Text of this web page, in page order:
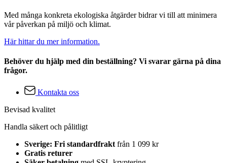
Med många konkreta ekologiska åtgärder bidrar vi till att minimera
vår påverkan på miljö och klimat.
Här hittar du mer information.
Behöver du hjälp med din beställning? Vi svarar gärna på dina
frågor.
Kontakta oss
Bevisad kvalitet
Handla säkert och pålitligt
Sverige: Fri standardfrakt från 1 099 kr
Gratis returer